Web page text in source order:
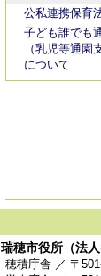
公私連携保育
子ども誰でも
（乳児等通園
について
瑞穂市役所（法
穂積庁舎 ／ 〒